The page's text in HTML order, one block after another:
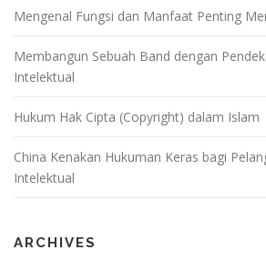
Mengenal Fungsi dan Manfaat Penting
Membangun Sebuah Band dengan
Intelektual
Hukum Hak Cipta (Copyright) dalam Islam
China Kenakan Hukuman Keras bagi
Intelektual
ARCHIVES